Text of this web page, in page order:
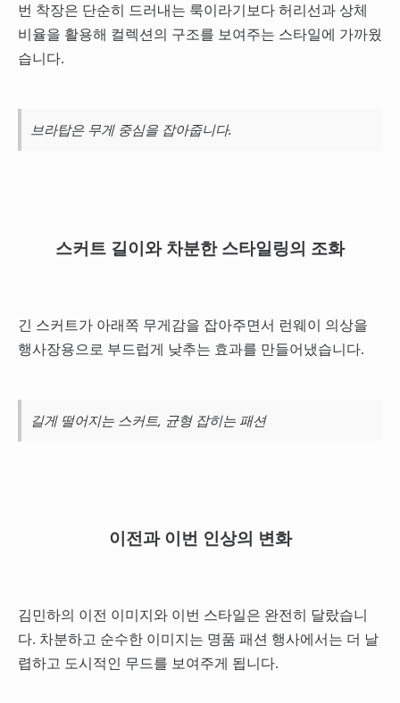
번 착장은 단순히 드러내는 룩이라기보다 허리선과 상체
비율을 활용해 컬렉션의 구조를 보여주는 스타일에 가까웠
습니다.
브라탑은 무게 중심을 잡아줍니다.
스커트 길이와 차분한 스타일링의 조화
긴 스커트가 아래쪽 무게감을 잡아주면서 런웨이 의상을
행사장용으로 부드럽게 낮추는 효과를 만들어냈습니다.
길게 떨어지는 스커트, 균형 잡히는 패션
이전과 이번 인상의 변화
김민하의 이전 이미지와 이번 스타일은 완전히 달랐습니
다. 차분하고 순수한 이미지는 명품 패션 행사에서는 더 날
렵하고 도시적인 무드를 보여주게 됩니다.